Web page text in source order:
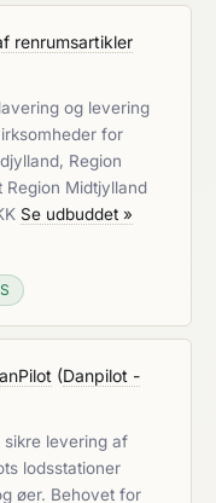
renrumsartikler
og levering
for
Region
Midtjylland
Se udbuddet »
(Danpilot -
levering af
lodsstationer
øer. Behovet for